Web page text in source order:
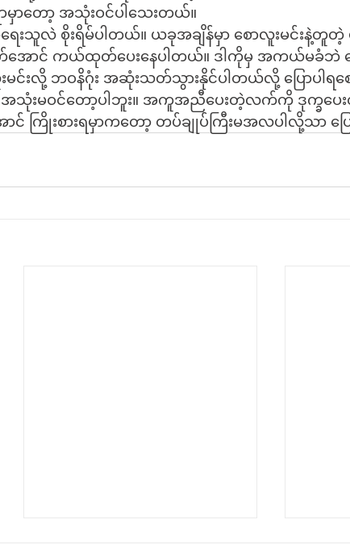
မှာတော့ အသုံးဝင်ပါသေးတယ်။
ရေးသူလဲ စိုးရိမ်ပါတယ်။ ယခုအချိန်မှာ စောလူးမင်းနဲ့တူ
က်အောင် ကယ်ထုတ်ပေးနေပါတယ်။ ဒါကိုမှ အကယ်မခံဘဲ ခ
မင်းလို့ ဘဝနိဂုံး အဆုံးသတ်သွားနိုင်ပါတယ်လို့ ပြောပါရစ
ာ အသုံးမဝင်တော့ပါဘူး။ အကူအညီပေးတဲ့လက်ကို ဒုက္ခ
င် ကြိုးစားရမှာကတော့ တပ်ချုပ်ကြီးမအလပါလို့သာ ပြေ